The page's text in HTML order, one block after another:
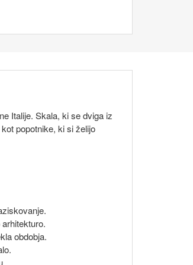
Italije. Skala, ki se dviga iz
popotnike, ki si želijo
obdobja.